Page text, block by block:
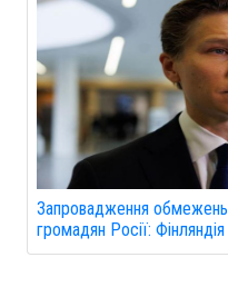
Запровадження
громадян Росії: